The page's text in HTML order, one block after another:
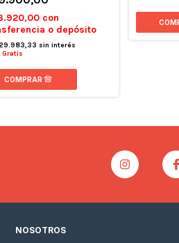
con
o depósito
sin interés
Gratis
NOSOTROS